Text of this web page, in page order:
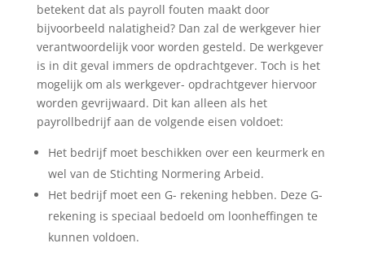
betekent dat als payroll fouten maakt door
bijvoorbeeld nalatigheid? Dan zal de werkgever hier
verantwoordelijk voor worden gesteld. De werkgever
is in dit geval immers de opdrachtgever. Toch is het
mogelijk om als werkgever- opdrachtgever hiervoor
worden gevrijwaard. Dit kan alleen als het
payrollbedrijf aan de volgende eisen voldoet:
Het bedrijf moet beschikken over een keurmerk en
wel van de Stichting Normering Arbeid.
Het bedrijf moet een G- rekening hebben. Deze G-
rekening is speciaal bedoeld om loonheffingen te
kunnen voldoen.